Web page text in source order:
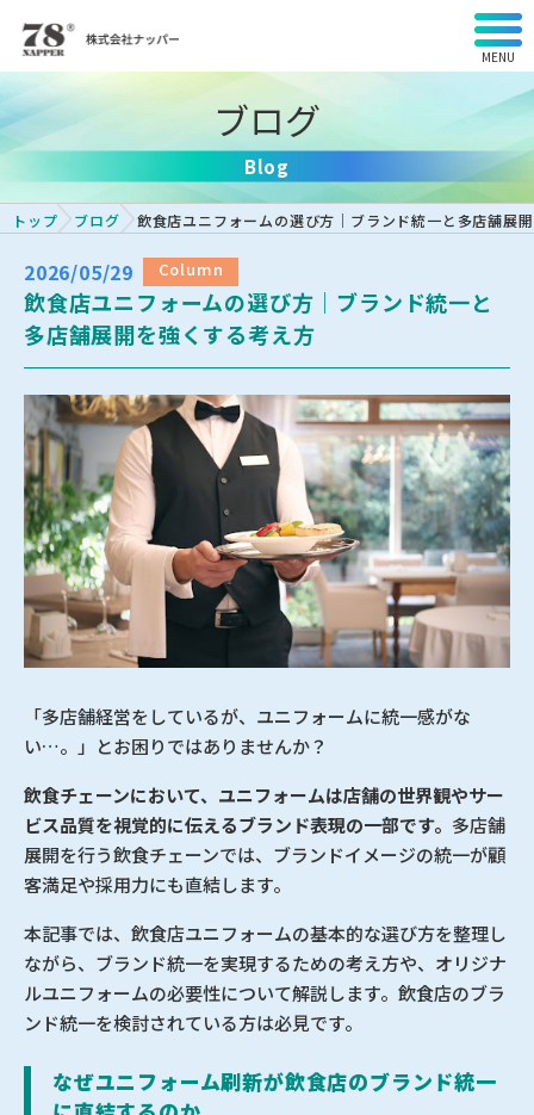
MENU
ブログ
Blog
トップ ブログ 飲食店ユニフォームの選び方｜ブランド統一と多店舗展
2026/05/29 Column
飲食店ユニフォームの選び方｜ブランド統一と
多店舗展開を強くする考え方
「多店舗経営をしているが、ユニフォームに統一感がな
い…。」とお困りではありませんか？
飲食チェーンにおいて、ユニフォームは店舗の世界観やサー
ビス品質を視覚的に伝えるブランド表現の一部です。 多店舗
展開を行う飲食チェーンでは、ブランドイメージの統一が顧
客満足や採用力にも直結します。
本記事では、飲食店ユニフォームの基本的な選び方を整理し
ながら、ブランド統一を実現するための考え方や、オリジナ
ルユニフォームの必要性について解説します。飲食店のブラ
ンド統一を検討されている方は必見です。
なぜユニフォーム刷新が飲食店のブランド統一